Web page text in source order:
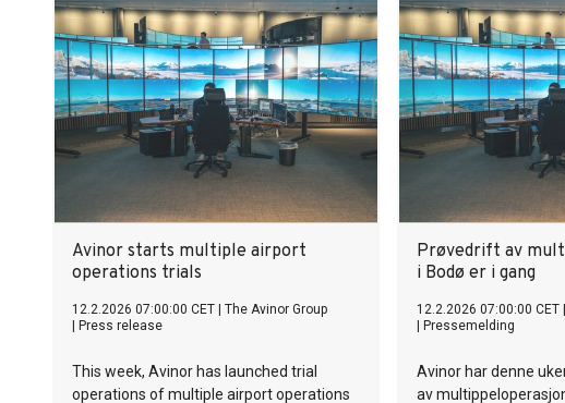
en ny rapport med
råd til politikere og
beslutningstakere
fremme god helse
og unge.
Avinor starts multiple airport
operations trials
12.2.2026 07:00:00 CET
The Avinor Group
Press release
This week, Avinor has launched trial
operations of multiple airport operations
Prøvedrift av
i Bodø er i gang
12.2.2026 07:00:00 CET
Pressemelding
Avinor har denne
av